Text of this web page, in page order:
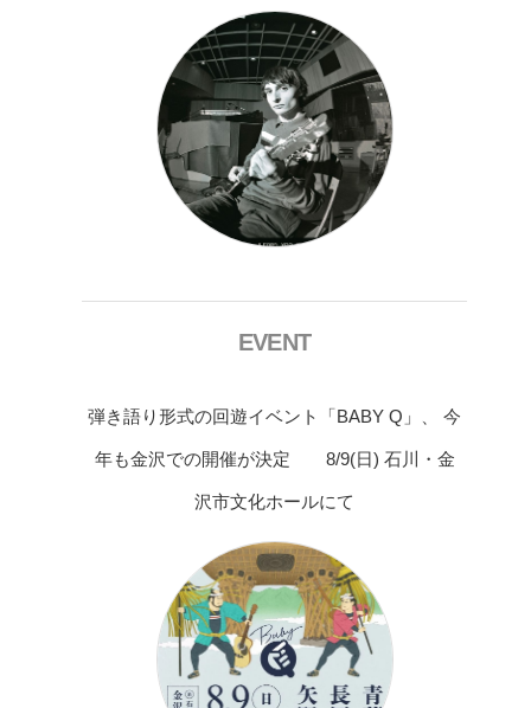
EVENT
弾き語り形式の回遊イベント「BABY Q」、 今
年も金沢での開催が決定 8/9(日) 石川・金
沢市文化ホールにて